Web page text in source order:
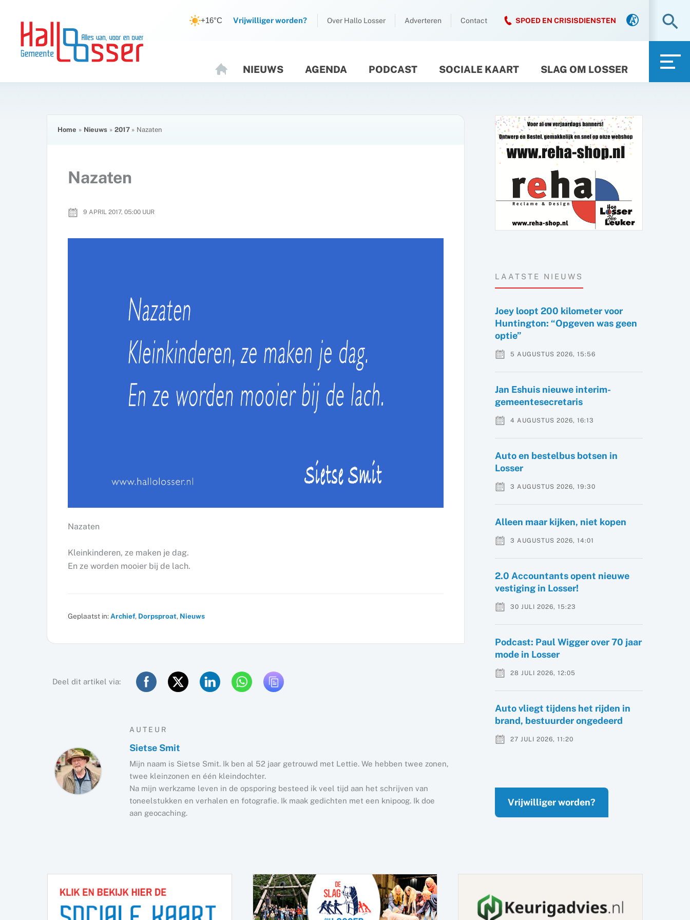
inhoud
inhoud
+16°C Vrijwilliger worden? Over Hallo Losser Adverteren Contact SPOED EN CRISISDIENSTEN
O
M
NIEUWS AGENDA PODCAST SOCIALE KAART SLAG OM LOSSER
Home Nieuws 2017 Nazaten
Nazaten
9 APRIL 2017, 05:00 UUR
Nazaten
Kleinkinderen, ze maken je dag.
En ze worden mooier bij de lach.
Geplaatst in: Archief, Dorpsproat, Nieuws
Deel dit artikel via:
AUTEUR
Sietse Smit
Mijn naam is Sietse Smit. Ik ben al 52 jaar getrouwd met Lettie. We hebben twee zonen,
twee kleinzonen en één kleindochter.
Na mijn werkzame leven in de opsporing besteed ik veel tijd aan het schrijven van
toneelstukken en verhalen en fotografie. Ik maak gedichten met een knipoog. Ik doe
aan geocaching.
LAATSTE NIEUWS
Joey loopt 200 kilometer voor
Huntington: “Opgeven was geen
optie”
5 AUGUSTUS 2026, 15:56
Jan Eshuis nieuwe interim-
gemeentesecretaris
4 AUGUSTUS 2026, 16:13
Auto en bestelbus botsen in
Losser
3 AUGUSTUS 2026, 19:30
Alleen maar kijken, niet kopen
3 AUGUSTUS 2026, 14:01
2.0 Accountants opent nieuwe
vestiging in Losser!
30 JULI 2026, 15:23
Podcast: Paul Wigger over 70 jaar
mode in Losser
28 JULI 2026, 12:05
Auto vliegt tijdens het rijden in
brand, bestuurder ongedeerd
27 JULI 2026, 11:20
Vrijwilliger worden?